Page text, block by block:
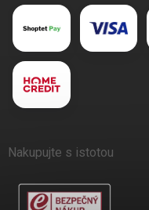
Nakupujte s istotou